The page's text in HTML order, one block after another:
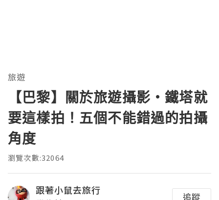
旅遊
【巴黎】關於旅遊攝影・鐵塔就
要這樣拍！五個不能錯過的拍攝
角度
瀏覽次數:32064
跟著小鼠去旅行
追蹤